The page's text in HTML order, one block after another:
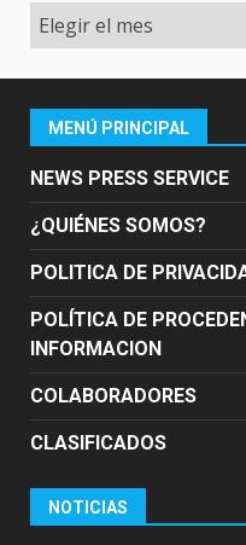
Archivo
MENÚ PRINCIPAL
NEWS PRESS SERVICE
¿QUIÉNES SOMOS?
POLITICA DE
POLÍTICA DE
INFORMACION
COLABORADORES
CLASIFICADOS
NOTICIAS